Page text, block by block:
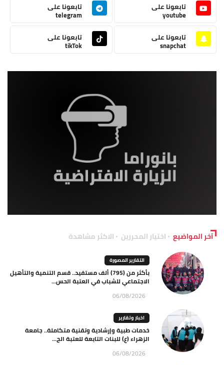
تابعونا على
youtube
تابعونا على
telegram
تابعونا على
snapchat
تابعونا على
tikTok
آخر المواضيع اختيار المحررين الاكثر مشاهدة
التقارير المصورة
بأكثر من (795) ألف مستفيد.. قسم التنمية والتأهيل
الاجتماعي للشباب في العتبة الحس...
06/08/2026
اخبار وتقارير
خدمات طبية وإرشادية وتقنية متكاملة.. جامعة
الزهراء (ع) للبنات التابعة للعتبة الح...
06/08/2026